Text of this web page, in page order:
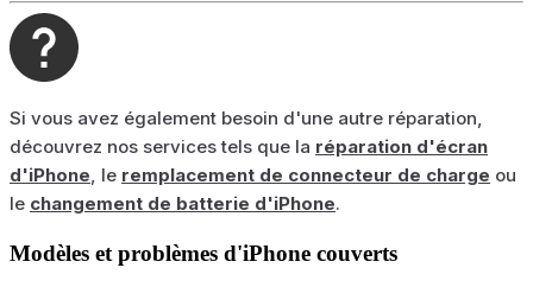
Si vous avez également besoin d'une autre réparation,
découvrez nos services tels que la réparation d'écran
d'iPhone, le remplacement de connecteur de charge ou
le changement de batterie d'iPhone.
Modèles et problèmes d'iPhone couverts